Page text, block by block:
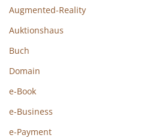
Augmented-Reality
Auktionshaus
Buch
Domain
e-Book
e-Business
e-Payment